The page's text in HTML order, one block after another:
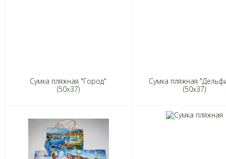
Сумка пляжная "Город"
(50х37)
Сумка пляжная
(50х37)